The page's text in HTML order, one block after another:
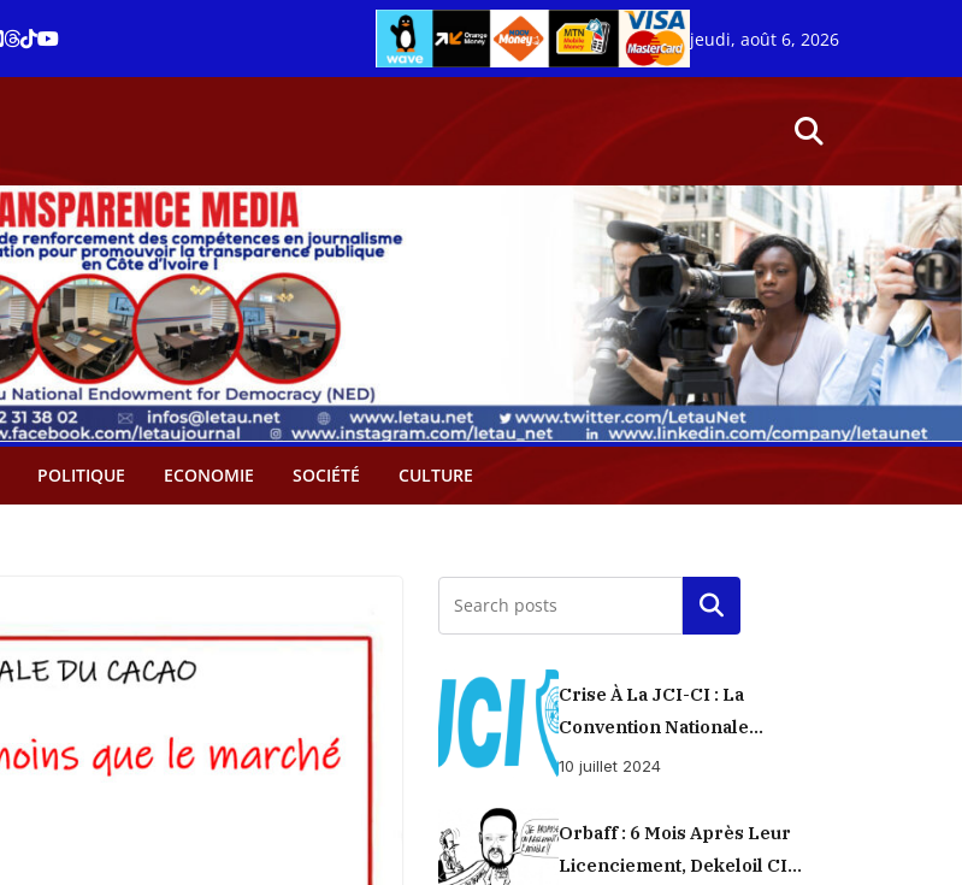
jeudi, août 6, 2026
POLITIQUE ECONOMIE SOCIÉTÉ CULTURE
Rechercher
Crise À La JCI-CI : La
Convention Nationale
Provisoirement Suspendue
10 juillet 2024
Orbaff : 6 Mois Après Leur
Licenciement, Dekeloil CI